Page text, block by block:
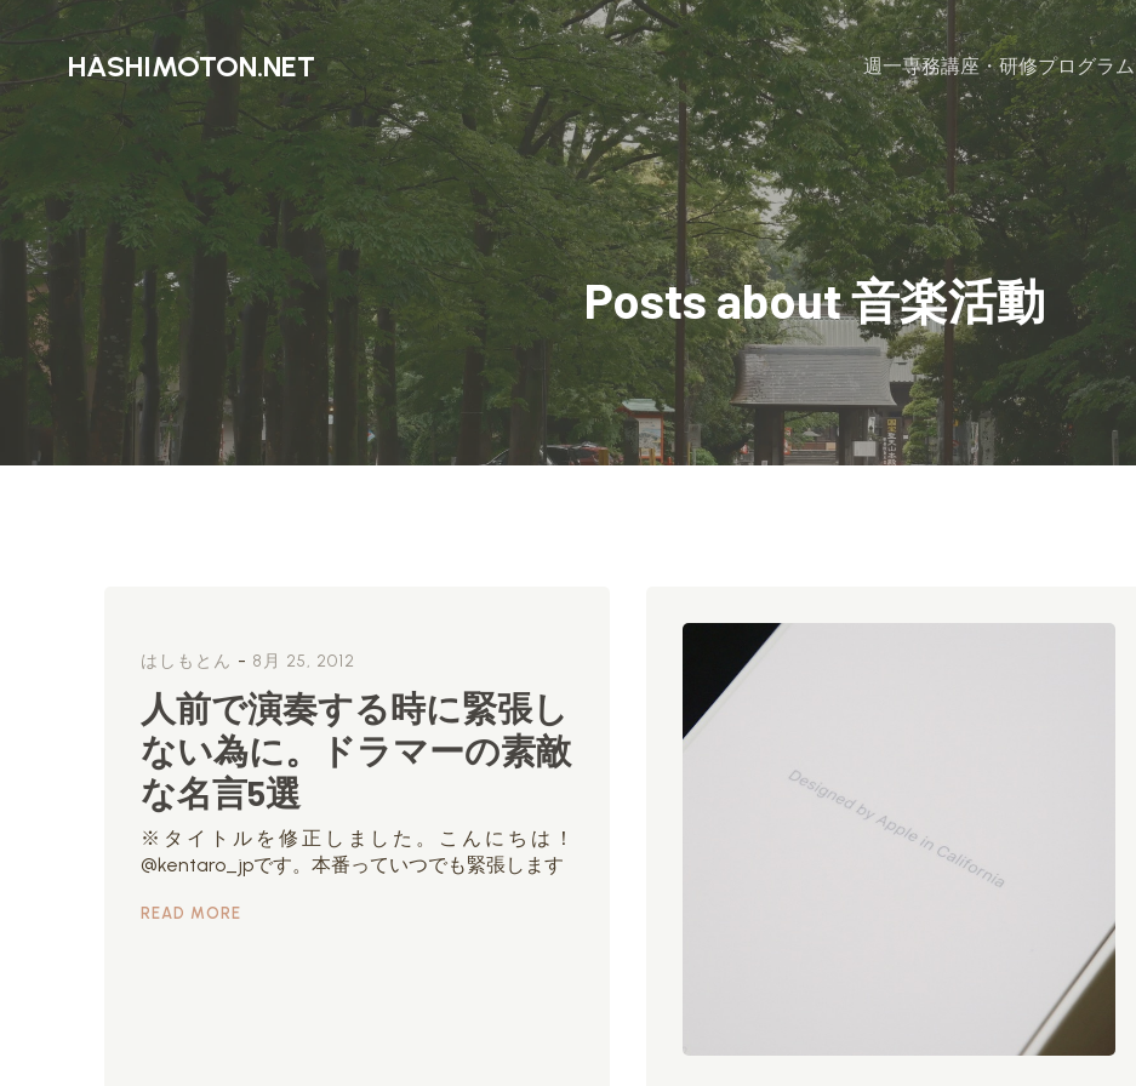
HASHIMOTON.NET 週一専務講座・研修プログラム
Posts about 音楽活動
はしもとん - 8月 25, 2012
人前で演奏する時に緊張し
ない為に。ドラマーの素敵
な名言5選
※タイトルを修正しました。こんにちは！
@kentaro_jpです。本番っていつでも緊張します
READ MORE